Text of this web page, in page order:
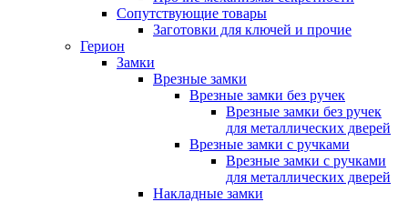
Сопутствующие товары
Заготовки для ключей и прочие
Герион
Замки
Врезные замки
Врезные замки без ручек
Врезные замки без ручек
для металлических дверей
Врезные замки с ручками
Врезные замки с ручками
для металлических дверей
Накладные замки